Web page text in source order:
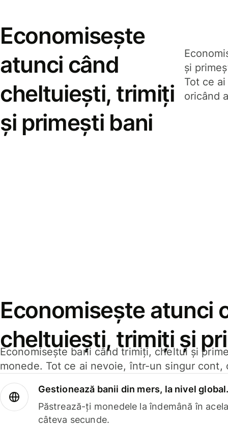
Economisește
atunci când
cheltuiești, trimiți
și primești bani
și
Tot ce
oricând
Economisește atunci
cheltuiești, trimiți și
Economisește bani când trimiți, cheltui și
monede. Tot ce ai nevoie, într-un singur cont,
Gestionează banii din mers, la nivel
Păstrează-ți monedele la îndemână în
câteva secunde.